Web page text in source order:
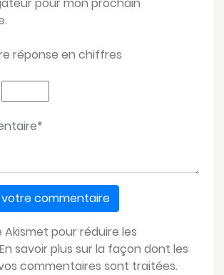
réponse en chiffres
*
Akismet pour réduire les
En savoir plus sur la façon dont les
commentaires sont traitées.